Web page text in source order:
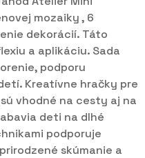
mozaiky , 6
dekorácií. Táto
a aplikáciu. Sada
podporu
Kreatívne hračky pre
vhodné na cesty aj na
deti na dlhé
podporuje
skúmanie a